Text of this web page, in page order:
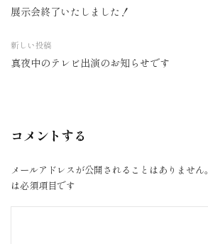
投
稿
ナ
ビ
ョ
展示会終了いたしました！
新しい投稿
真夜中のテレビ出演のお知らせです
コメントする
メールアドレスが公開されることはありません。
は必須項目です